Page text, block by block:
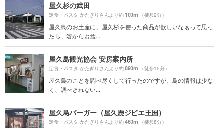
屋久杉の武田
定食・パスタ かたぎりさんより約100m （徒歩2分）
屋久島のお土産に、屋久杉を使った商品が欲しいなぁって思っ
たら、箸からお盆...
屋久島観光協会 安房案内所
定食・パスタ かたぎりさんより約890m （徒歩15分）
屋久島のことを調べ尽くして行ったのですが、島の情報は少な
く、調べきれない...
屋久島バーガー（屋久鹿ジビエ王国）
定食・パスタ かたぎりさんより約460m （徒歩8分）